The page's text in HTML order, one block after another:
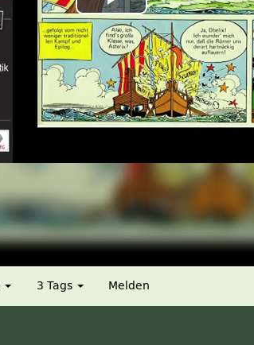
Play
Video
3 Tags Melden